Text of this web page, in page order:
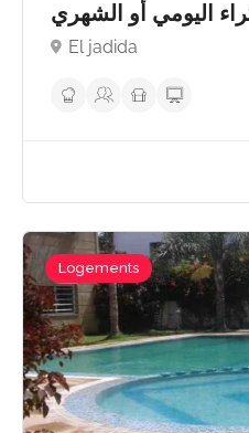
El jadida
Logements